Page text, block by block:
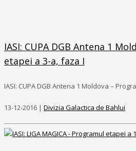
IASI: CUPA DGB Antena 1
etapei a 3-a, faza I
IASI: CUPA DGB Antena 1 Moldova –
13-12-2016 | Divizia Galactica de Bahlui